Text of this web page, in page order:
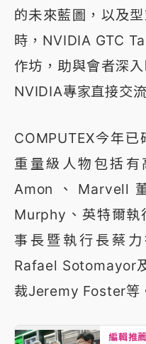
的未來藍圖，以及
時，NVIDIA GTC
作坊，助與會者深
NVIDIA專家直接交流
COMPUTEX今年
重量級人物包括
Amon、Marvell
Murphy、英特爾執
事長暨執行長蔡
Rafael Sotomayor
裁Jeremy Foster等
編輯推薦